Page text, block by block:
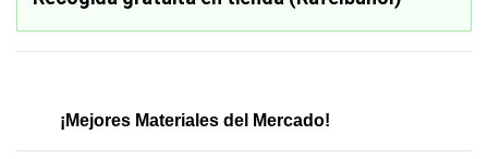
¡Mejores Materiales del Mercado!